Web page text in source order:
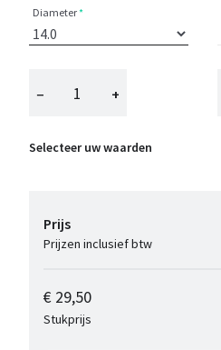
Diameter
− +
Selecteer uw waarden
Prijs
Prijzen inclusief btw
€ 29,50
Stukprijs